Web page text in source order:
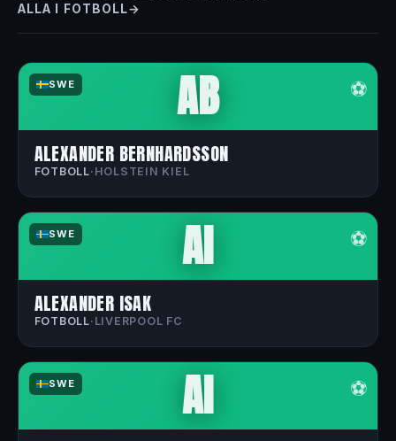
ALLA I FOTBOLL
SWE ⚽
AB
ALEXANDER BERNHARDSSON
FOTBOLL· HOLSTEIN KIEL
SWE ⚽
AI
ALEXANDER ISAK
FOTBOLL· LIVERPOOL FC
SWE ⚽
AI